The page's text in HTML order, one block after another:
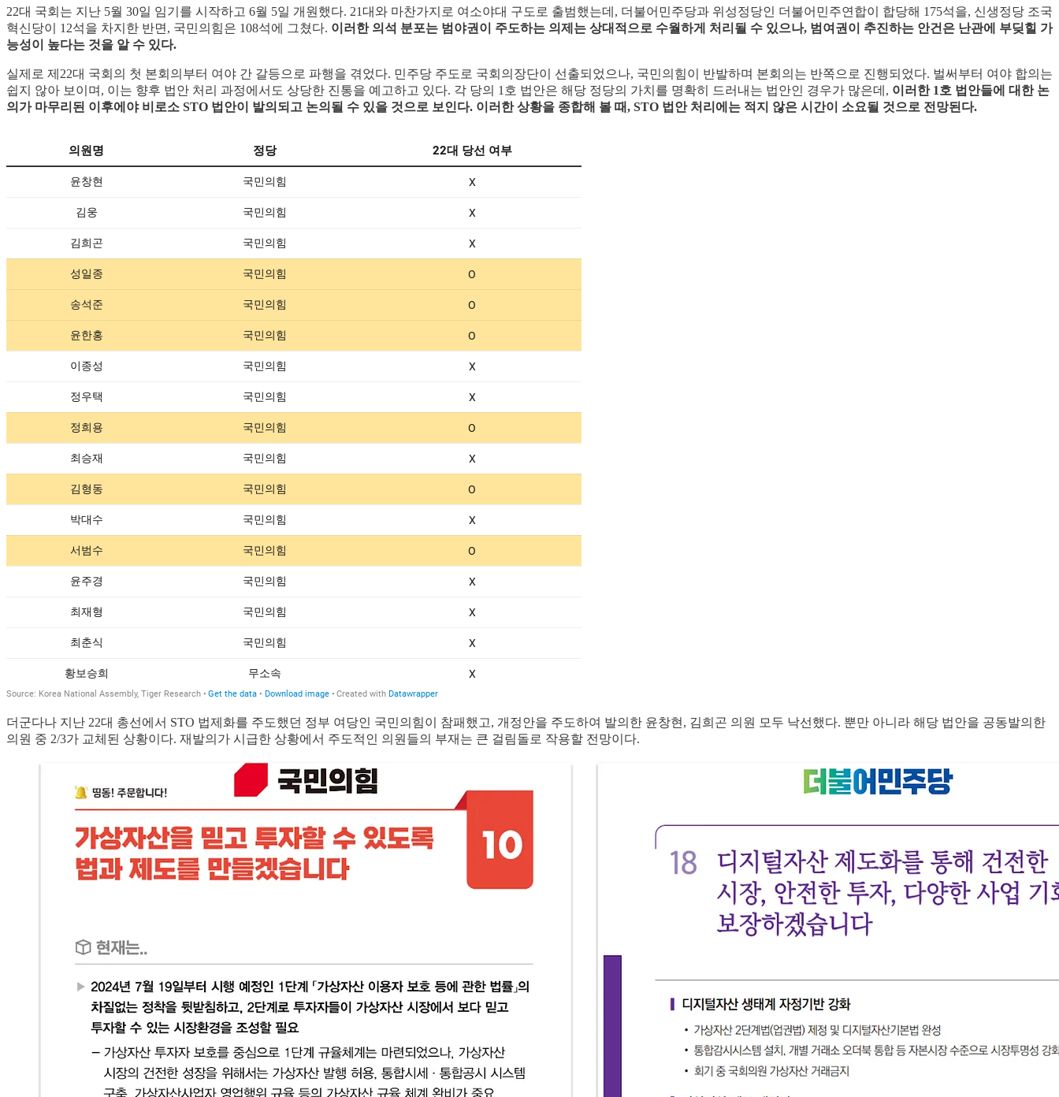
22대 국회는 지난 5월 30일 임기를 시작하고 6월 5일 개원했다. 21대와 마찬가지로 여소야대 구도로 출범했는데, 더불어민주당과 위성정당인 더불어민주연합이 합당해 175석을, 신생정당 조국
혁신당이 12석을 차지한 반면, 국민의힘은 108석에 그쳤다. 이러한 의석 분포는 범야권이 주도하는 의제는 상대적으로 수월하게 처리될 수 있으나, 범여권이 추진하는 안건은 난관에 부딪힐 가
능성이 높다는 것을 알 수 있다.
실제로 제22대 국회의 첫 본회의부터 여야 간 갈등으로 파행을 겪었다. 민주당 주도로 국회의장단이 선출되었으나, 국민의힘이 반발하며 본회의는 반쪽으로 진행되었다. 벌써부터 여야 합의는
쉽지 않아 보이며, 이는 향후 법안 처리 과정에서도 상당한 진통을 예고하고 있다. 각 당의 1호 법안은 해당 정당의 가치를 명확히 드러내는 법안인 경우가 많은데, 이러한 1호 법안들에 대한 논
의가 마무리된 이후에야 비로소 STO 법안이 발의되고 논의될 수 있을 것으로 보인다. 이러한 상황을 종합해 볼 때, STO 법안 처리에는 적지 않은 시간이 소요될 것으로 전망된다.
더군다나 지난 22대 총선에서 STO 법제화를 주도했던 정부 여당인 국민의힘이 참패했고, 개정안을 주도하여 발의한 윤창현, 김희곤 의원 모두 낙선했다. 뿐만 아니라 해당 법안을 공동발의한
의원 중 2/3가 교체된 상황이다. 재발의가 시급한 상황에서 주도적인 의원들의 부재는 큰 걸림돌로 작용할 전망이다.